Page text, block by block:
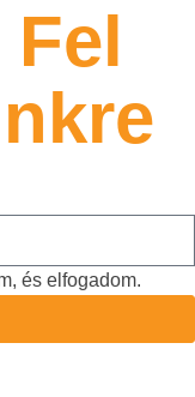
és elfogadom.